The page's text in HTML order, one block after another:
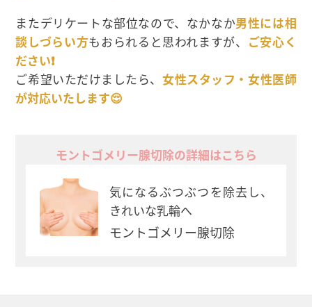
またデリケートな部位なので、なかなか男性には相
談しづらい方もおられると思われますが、 ご安心く
ださい❗
ご希望いただけましたら、女性スタッフ・女性医師
が対応いたします😌
モントゴメリー腺切除の詳細はこちら
気になるぶつぶつを除去し、
きれいな乳輪へ
モントゴメリー腺切除